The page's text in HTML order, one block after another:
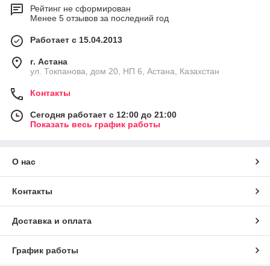
Рейтинг не сформирован
Менее 5 отзывов за последний год
Работает с 15.04.2013
г. Астана
ул. Токпанова, дом 20, НП 6, Астана, Казахстан
Контакты
Сегодня работает с 12:00 до 21:00
Показать весь график работы
О нас
Контакты
Доставка и оплата
График работы